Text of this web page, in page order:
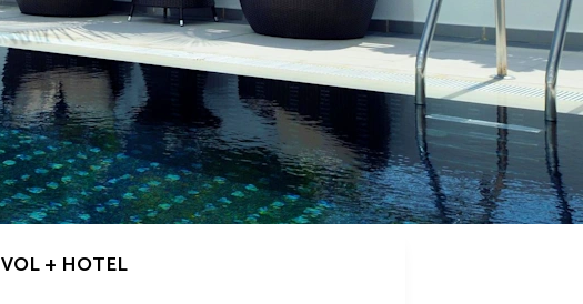
VOL + HOTEL